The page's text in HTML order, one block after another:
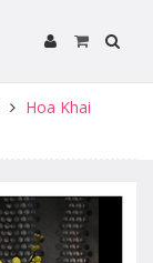
Hoa Khai